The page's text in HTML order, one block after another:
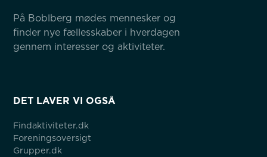
På Boblberg mødes mennesker og
finder nye fællesskaber i hverdagen
gennem interesser og aktiviteter.
DET LAVER VI OGSÅ
Findaktiviteter.dk
Foreningsoversigt
Grupper.dk